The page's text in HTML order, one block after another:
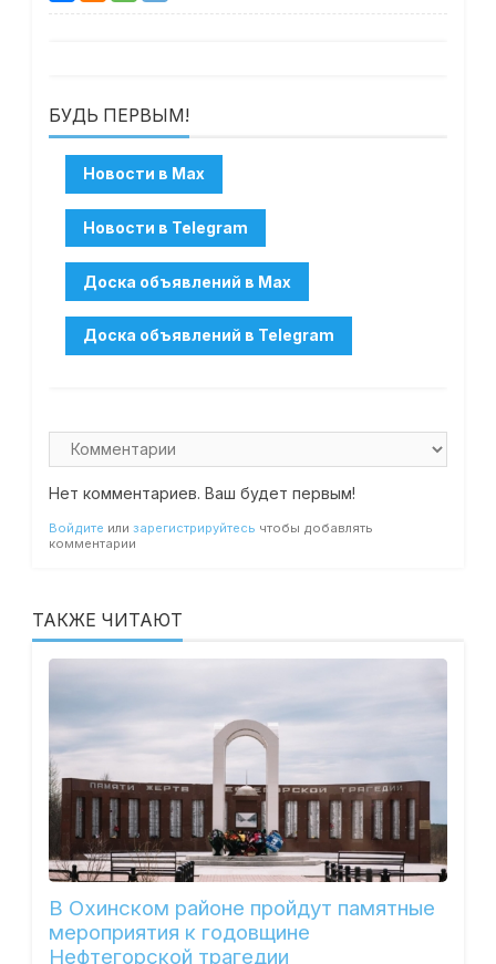
БУДЬ ПЕРВЫМ!
Нет комментариев. Ваш будет первым!
Войдите или зарегистрируйтесь чтобы добавлять
комментарии
ТАКЖЕ ЧИТАЮТ
В Охинском районе пройдут памятные
мероприятия к годовщине
Нефтегорской трагедии